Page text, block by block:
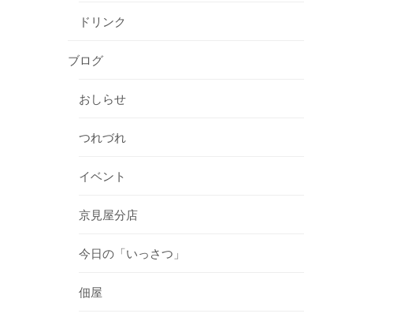
ドリンク
ブログ
おしらせ
つれづれ
イベント
京見屋分店
今日の「いっさつ」
佃屋